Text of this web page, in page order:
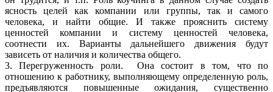
ясность целей как компании или группы, так и самого
человека, и найти общие. И также прояснить систему
ценностей компании и систему ценностей человека,
соотнести их. Варианты дальнейшего движения будут
зависеть от наличия и количества общего.
3. Перегруженность роли. Она состоит в том, что по
отношению к работнику, выполняющему определенную роль,
предъявляются повышенные ожидания, существенно